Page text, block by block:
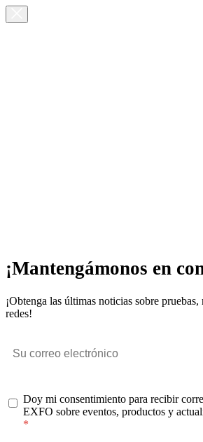
¡Mantengámonos en
¡Obtenga las últimas noticias sobre
redes!
Doy mi consentimiento para recibir
EXFO sobre eventos, productos y